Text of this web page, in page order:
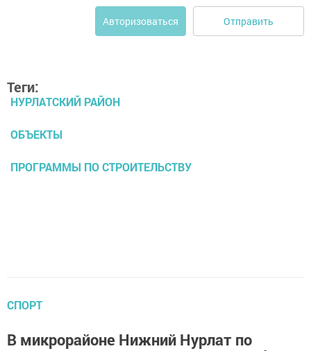
Авторизоваться Отправить
Теги:
НУРЛАТСКИЙ РАЙОН
ОБЪЕКТЫ
ПРОГРАММЫ ПО СТРОИТЕЛЬСТВУ
СПОРТ
В микрорайоне Нижний Нурлат по